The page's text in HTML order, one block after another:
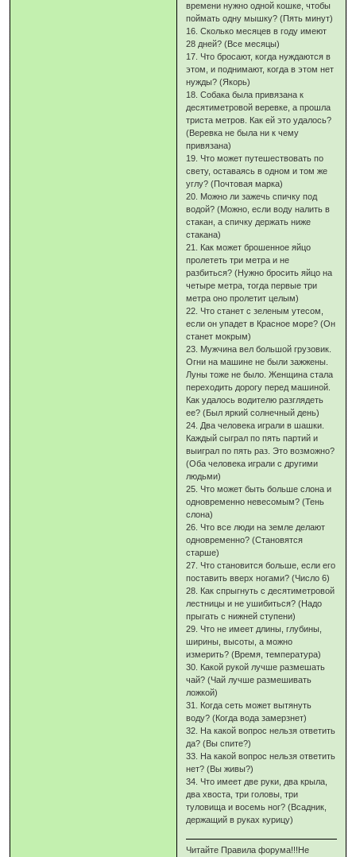
времени нужно одной кошке, чтобы
поймать одну мышку? (Пять минут)
16. Сколько месяцев в году имеют
28 дней? (Все месяцы)
17. Что бросают, когда нуждаются в
этом, и поднимают, когда в этом нет
нужды? (Якорь)
18. Собака была привязана к
десятиметровой веревке, а прошла
триста метров. Как ей это удалось?
(Веревка не была ни к чему
привязана)
19. Что может путешествовать по
свету, оставаясь в одном и том же
углу? (Почтовая марка)
20. Можно ли зажечь спичку под
водой? (Можно, если воду налить в
стакан, а спичку держать ниже
стакана)
21. Как может брошенное яйцо
пролететь три метра и не
разбиться? (Нужно бросить яйцо на
четыре метра, тогда первые три
метра оно пролетит целым)
22. Что станет с зеленым утесом,
если он упадет в Красное море? (Он
станет мокрым)
23. Мужчина вел большой грузовик.
Огни на машине не были зажжены.
Луны тоже не было. Женщина стала
переходить дорогу перед машиной.
Как удалось водителю разглядеть
ее? (Был яркий солнечный день)
24. Два человека играли в шашки.
Каждый сыграл по пять партий и
выиграл по пять раз. Это возможно?
(Оба человека играли с другими
людьми)
25. Что может быть больше слона и
одновременно невесомым? (Тень
слона)
26. Что все люди на земле делают
одновременно? (Становятся
старше)
27. Что становится больше, если его
поставить вверх ногами? (Число 6)
28. Как спрыгнуть с десятиметровой
лестницы и не ушибиться? (Надо
прыгать с нижней ступени)
29. Что не имеет длины, глубины,
ширины, высоты, а можно
измерить? (Время, температура)
30. Какой рукой лучше размешать
чай? (Чай лучше размешивать
ложкой)
31. Когда сеть может вытянуть
воду? (Когда вода замерзнет)
32. На какой вопрос нельзя ответить
да? (Вы спите?)
33. На какой вопрос нельзя ответить
нет? (Вы живы?)
34. Что имеет две руки, два крыла,
два хвоста, три головы, три
туловища и восемь ног? (Всадник,
держащий в руках курицу)
Читайте Правила форума!!!Не